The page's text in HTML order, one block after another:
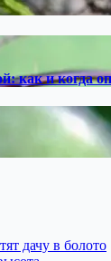
как и когда
дачу в болото